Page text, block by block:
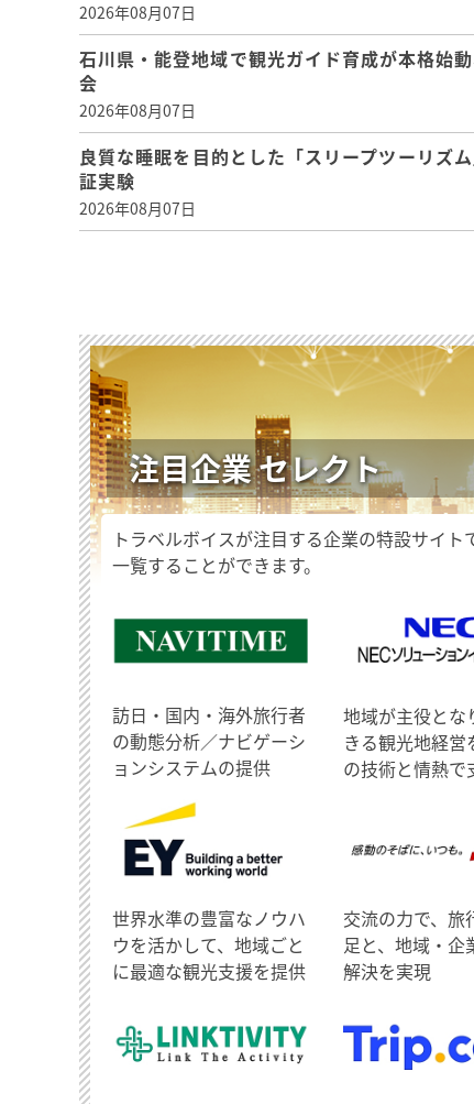
2026年08月07日
石川県・能登地域で観光ガイド育成が本格
会
2026年08月07日
良質な睡眠を目的とした「スリープツーリズ
証実験
2026年08月07日
注目企業 セレクト
トラベルボイスが注目する企業の特設サイ
一覧することができます。
訪日・国内・海外旅行者
の動態分析／ナビゲーシ
ョンシステムの提供
地域が主役とな
きる観光地経営
の技術と情熱で
世界水準の豊富なノウハ
ウを活かして、地域ごと
に最適な観光支援を提供
交流の力で、旅
足と、地域・企
解決を実現